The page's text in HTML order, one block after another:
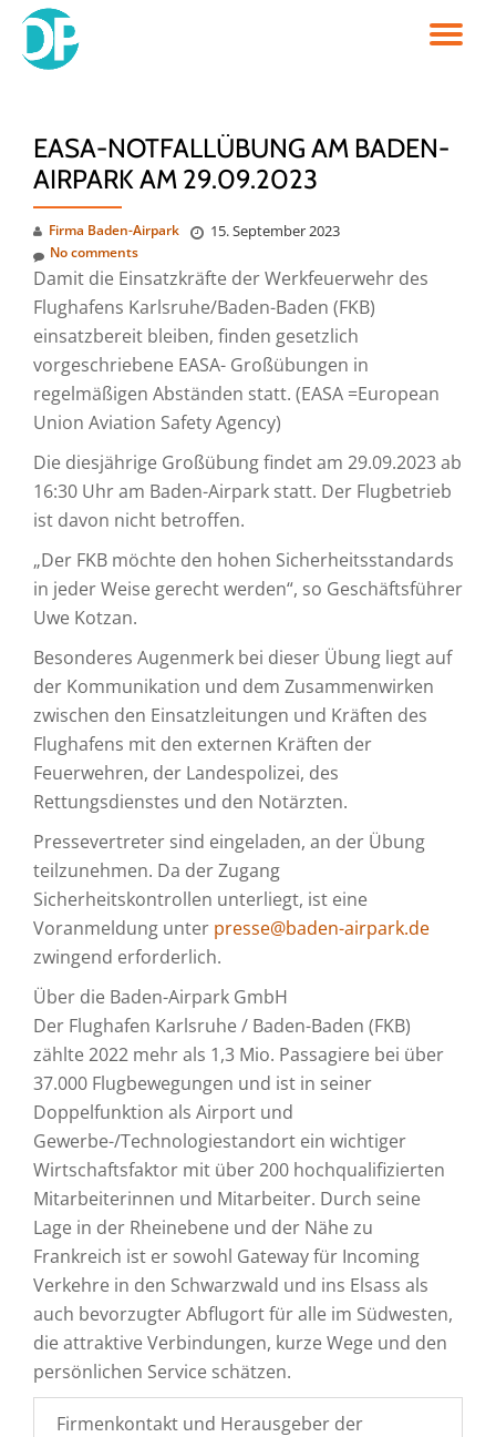
Skip
EASA-NOTFALLÜBUNG AM BADEN-
AIRPARK AM 29.09.2023
Firma Baden-Airpark 15. September 2023
No comments
Damit die Einsatzkräfte der Werkfeuerwehr des
Flughafens Karlsruhe/Baden-Baden (FKB)
einsatzbereit bleiben, finden gesetzlich
vorgeschriebene EASA- Großübungen in
regelmäßigen Abständen statt. (EASA =European
Union Aviation Safety Agency)
Die diesjährige Großübung findet am 29.09.2023 ab
16:30 Uhr am Baden-Airpark statt. Der Flugbetrieb
ist davon nicht betroffen.
„Der FKB möchte den hohen Sicherheitsstandards
in jeder Weise gerecht werden“, so Geschäftsführer
Uwe Kotzan.
Besonderes Augenmerk bei dieser Übung liegt auf
der Kommunikation und dem Zusammenwirken
zwischen den Einsatzleitungen und Kräften des
Flughafens mit den externen Kräften der
Feuerwehren, der Landespolizei, des
Rettungsdienstes und den Notärzten.
Pressevertreter sind eingeladen, an der Übung
teilzunehmen. Da der Zugang
Sicherheitskontrollen unterliegt, ist eine
Voranmeldung unter presse@baden-airpark.de
zwingend erforderlich.
Über die Baden-Airpark GmbH
Der Flughafen Karlsruhe / Baden-Baden (FKB)
zählte 2022 mehr als 1,3 Mio. Passagiere bei über
37.000 Flugbewegungen und ist in seiner
Doppelfunktion als Airport und
Gewerbe-/Technologiestandort ein wichtiger
Wirtschaftsfaktor mit über 200 hochqualifizierten
Mitarbeiterinnen und Mitarbeiter. Durch seine
Lage in der Rheinebene und der Nähe zu
Frankreich ist er sowohl Gateway für Incoming
Verkehre in den Schwarzwald und ins Elsass als
auch bevorzugter Abflugort für alle im Südwesten,
die attraktive Verbindungen, kurze Wege und den
persönlichen Service schätzen.
Firmenkontakt und Herausgeber der